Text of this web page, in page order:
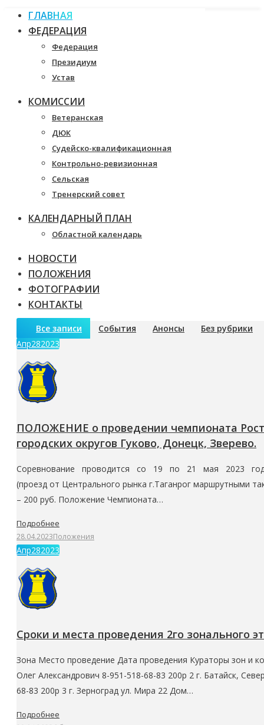
ГЛАВНАЯ
ФЕДЕРАЦИЯ
Федерация
Президиум
Устав
КОМИССИИ
Ветеранская
ДЮК
Судейско-квалификационная
Контрольно-ревизионная
Сельская
Тренерский совет
КАЛЕНДАРНЫЙ ПЛАН
Областной календарь
НОВОСТИ
ПОЛОЖЕНИЯ
ФОТОГРАФИИ
КОНТАКТЫ
Все записи События Анонсы
Без рубрики
Апр282023
ПОЛОЖЕНИЕ о проведении чемпионата
городских округов Гуково, Донецк, Зверево.
Соревнование проводится со 19 по 21 мая 2023 года в
(проезд от Центрального рынка г.Таганрог маршрутными
– 200 руб. Положение Чемпионата…
Подробнее
28.04.2023Положения
Апр282023
Сроки и места проведения 2го зонального
Зона Место проведение Дата проведения Кураторы зон и
Олег Александрович 8-951-518-68-83 200р 2 г. Батайск,
68-83 200р 3 г. Зерноград ул. Мира 22 Дом…
Подробнее